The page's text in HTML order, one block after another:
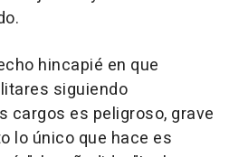
hincapié en que
siguiendo
cargos es peligroso, grave
lo único que hace es